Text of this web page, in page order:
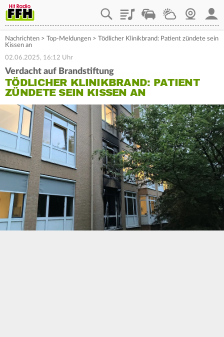
PlaylistStaupilotWetterWebcam
Nachrichten > Top-Meldungen > Tödlicher Klinikbrand: Patient zündete sein
Kissen an
02.06.2025, 16:12 Uhr
Verdacht auf Brandstiftung
TÖDLICHER KLINIKBRAND: PATIENT
ZÜNDETE SEIN KISSEN AN